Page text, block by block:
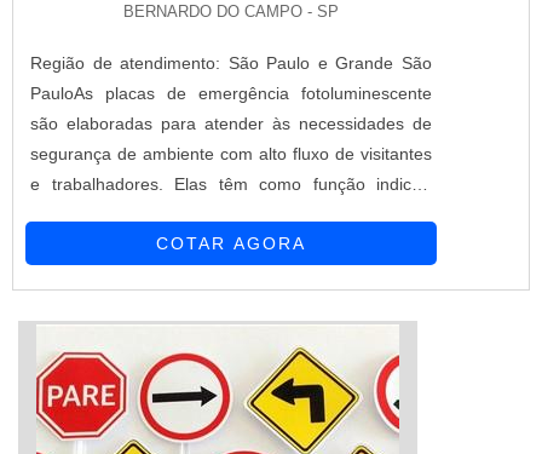
BERNARDO DO CAMPO - SP
Região de atendimento: São Paulo e Grande São
PauloAs placas de emergência fotoluminescente
são elaboradas para atender às necessidades de
segurança de ambiente com alto fluxo de visitantes
e trabalhadores. Elas têm como função indicar:
de incêndios; Botões de emergência; Elevadores;
COTAR AGORA